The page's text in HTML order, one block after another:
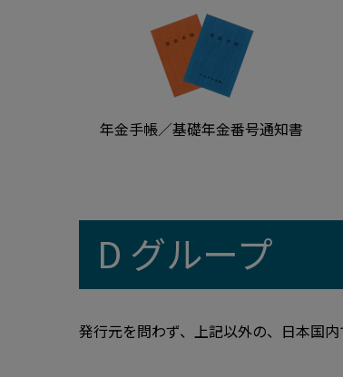
年金手帳／基礎年金番号通知書
D グループ
発行元を問わず、上記以外の、日本国